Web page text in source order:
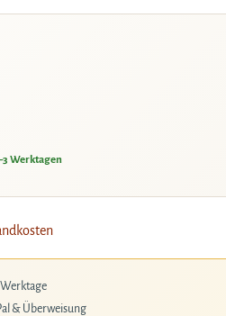
Werktagen
Werktage
& Überweisung